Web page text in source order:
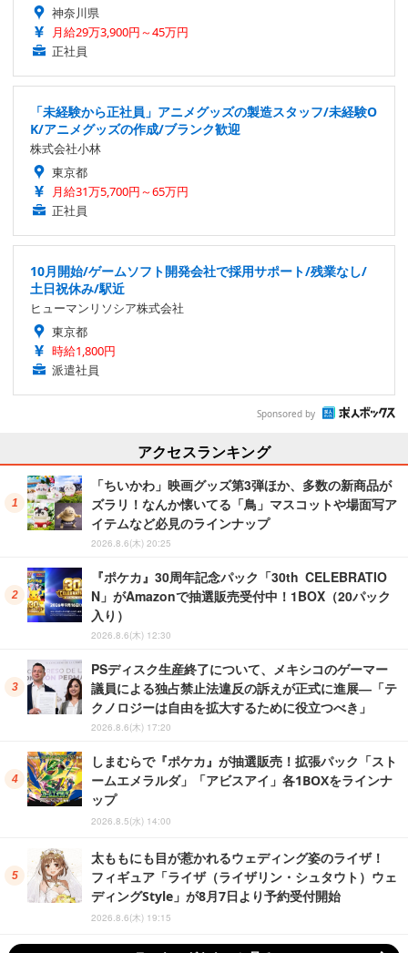
神奈川県
月給29万3,900円～45万円
正社員
「未経験から正社員」アニメグッズの製造スタッフ/未経験O
K/アニメグッズの作成/ブランク歓迎
株式会社小林
東京都
月給31万5,700円～65万円
正社員
10月開始/ゲームソフト開発会社で採用サポート/残業なし/
土日祝休み/駅近
ヒューマンリソシア株式会社
東京都
時給1,800円
派遣社員
Sponsored by
アクセスランキング
「ちいかわ」映画グッズ第3弾ほか、多数の新商品が
ズラリ！なんか懐いてる「鳥」マスコットや場面写ア
イテムなど必見のラインナップ
2026.8.6(木) 20:25
『ポケカ』30周年記念パック「30th CELEBRATIO
N」がAmazonで抽選販売受付中！1BOX（20パック
入り）
2026.8.6(木) 12:30
PSディスク生産終了について、メキシコのゲーマー
議員による独占禁止法違反の訴えが正式に進展―「テ
クノロジーは自由を拡大するために役立つべき」
2026.8.6(木) 17:20
しまむらで『ポケカ』が抽選販売！拡張パック「スト
ームエメラルダ」「アビスアイ」各1BOXをラインナ
ップ
2026.8.5(水) 14:00
太ももにも目が惹かれるウェディング姿のライザ！
フィギュア「ライザ（ライザリン・シュタウト）ウェ
ディングStyle」が8月7日より予約受付開始
2026.8.6(木) 19:15